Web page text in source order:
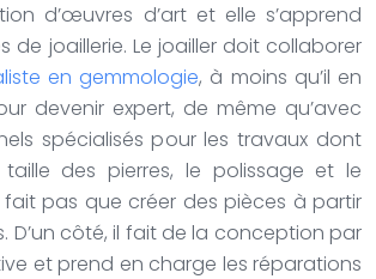
d’œuvres d’art et elle s’apprend
de joaillerie. Le joailler doit collaborer
en gemmologie, à moins qu’il en
devenir expert, de même qu’avec
spécialisés pour les travaux dont
des pierres, le polissage et le
fait pas que créer des pièces à partir
D’un côté, il fait de la conception par
et prend en charge les réparations